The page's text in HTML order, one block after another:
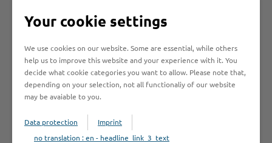
Möglichkeit einzuräumen, für die
anderen Ausbildungsplatz zu
suchen.
Die Aufenthaltserlaubnis zur
auch aufgrund von bilateralen und
multilateralen Vereinbarungen der
Your cookie settings
We use cookies on our website. Some are essential, while others
help us to improve this website and your experience with it. You
decide what cookie categories you want to allow. Please note that,
depending on your selection, not all functionaliy of our website
may be avaiable to you.
Data protection
Imprint
no translation : en - headline_link_3_text